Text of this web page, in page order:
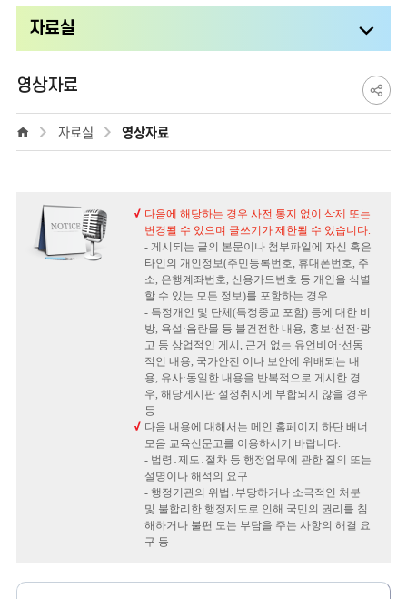
자료실
영상자료
Home자료실 영상자료
공
유
기
다음에 해당하는 경우 사전 통지 없이 삭제 또는
변경될 수 있으며 글쓰기가 제한될 수 있습니다.
- 게시되는 글의 본문이나 첨부파일에 자신 혹은
타인의 개인정보(주민등록번호, 휴대폰번호, 주
소, 은행계좌번호, 신용카드번호 등 개인을 식별
할 수 있는 모든 정보)를 포함하는 경우
- 특정개인 및 단체(특정종교 포함) 등에 대한 비
방, 욕설·음란물 등 불건전한 내용, 홍보·선전·광
고 등 상업적인 게시, 근거 없는 유언비어·선동
적인 내용, 국가안전 이나 보안에 위배되는 내
용, 유사·동일한 내용을 반복적으로 게시한 경
우, 해당게시판 설정취지에 부합되지 않을 경우
등
다음 내용에 대해서는 메인 홈페이지 하단 배너
모음 교육신문고를 이용하시기 바랍니다.
- 법령․제도․절차 등 행정업무에 관한 질의 또는
설명이나 해석의 요구
- 행정기관의 위법․부당하거나 소극적인 처분
및 불합리한 행정제도로 인해 국민의 권리를 침
해하거나 불편 도는 부담을 주는 사항의 해결 요
구 등